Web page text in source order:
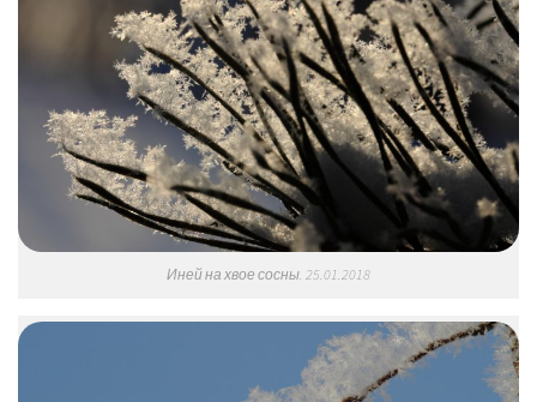
Иней на хвое сосны. 25.01.2018